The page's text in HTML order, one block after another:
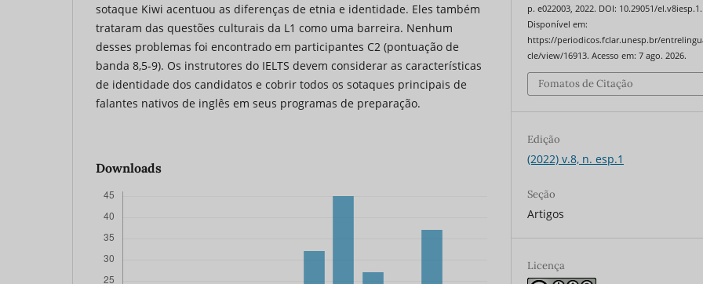
sotaque Kiwi acentuou as diferenças de etnia e identidade. Eles também
trataram das questões culturais da L1 como uma barreira. Nenhum
desses problemas foi encontrado em participantes C2 (pontuação de
banda 8,5-9). Os instrutores do IELTS devem considerar as características
de identidade dos candidatos e cobrir todos os sotaques principais de
falantes nativos de inglês em seus programas de preparação.
Downloads
p. e022003, 2022. DOI: 10.29051/
Disponível em:
https://periodicos.fclar.unesp.br/
cle/view/16913. Acesso em: 7 ago. 2026.
Fomatos de Citação
Edição
(2022) v.8, n. esp.1
Seção
Artigos
Licença